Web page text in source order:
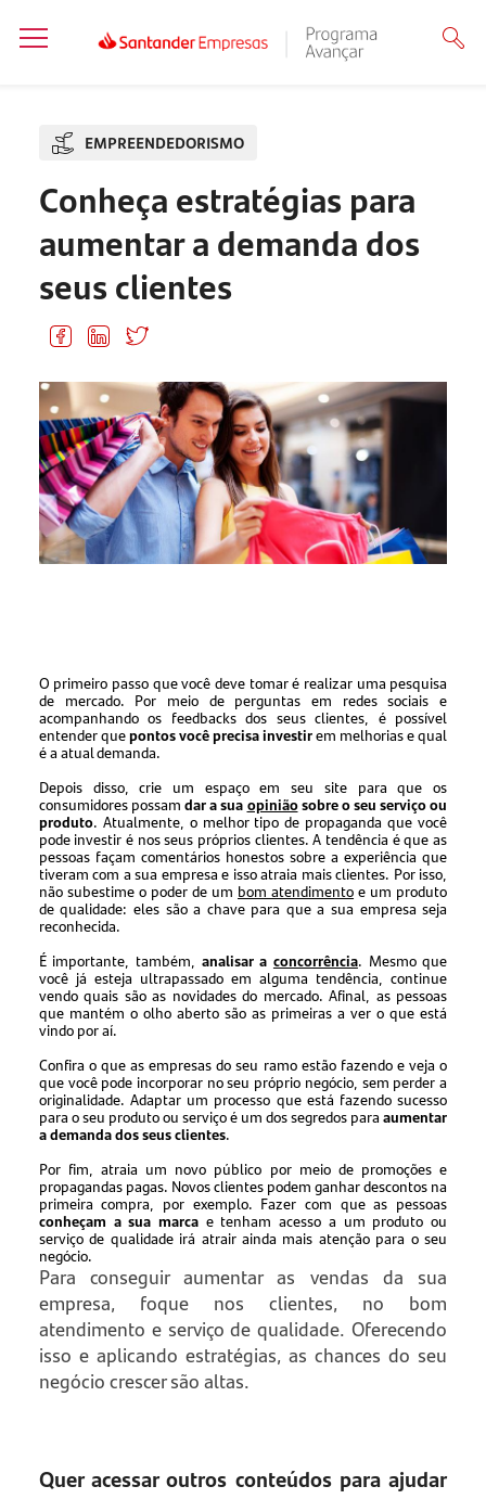
EMPREENDEDORISMO
Conheça estratégias para
aumentar a demanda dos
seus clientes
O primeiro passo que você deve tomar é realizar uma pesquisa
de mercado. Por meio de perguntas em redes sociais e
acompanhando os feedbacks dos seus clientes, é possível
entender quepontos você precisa investirem melhorias e qual
é a atual demanda.
Depois disso, crie um espaço em seu site para que os
consumidores possamdar a sua opiniãosobre o seu serviço ou
produto. Atualmente, o melhor tipo de propaganda que você
pode investir é nos seus próprios clientes. A tendência é que as
pessoas façam comentários honestos sobre a experiência que
tiveram com a sua empresa e isso atraia mais clientes. Por isso,
não subestime o poder de um bom atendimento e um produto
de qualidade: eles são a chave para que a sua empresa seja
reconhecida.
É importante, também, analisar a concorrência. Mesmo que
você já esteja ultrapassado em alguma tendência, continue
vendo quais são as novidades do mercado. Afinal, as pessoas
que mantém o olho aberto são as primeiras a ver o que está
vindo por aí.
Confira o que as empresas do seu ramo estão fazendo e veja o
que você pode incorporar no seu próprio negócio, sem perder a
originalidade. Adaptar um processo que está fazendo sucesso
para o seu produto ou serviço é um dos segredos paraaumentar
a demanda dos seus clientes.
Por fim, atraia um novo público por meio de promoções e
propagandas pagas. Novos clientes podem ganhar descontos na
primeira compra, por exemplo. Fazer com que as pessoas
conheçam a sua marca e tenham acesso a um produto ou
serviço de qualidade irá atrair ainda mais atenção para o seu
negócio.
Para conseguir aumentar as vendas da sua
empresa, foque nos clientes, no bom
atendimento e serviço de qualidade. Oferecendo
isso e aplicando estratégias, as chances do seu
negócio crescer são altas.
Quer acessar outros conteúdos para ajudar